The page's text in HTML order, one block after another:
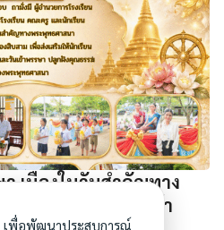
เนื่องในวันสำคัญทาง
สาฬหบูชา และวันเข้า
เพื่อพัฒนาประสบการณ์